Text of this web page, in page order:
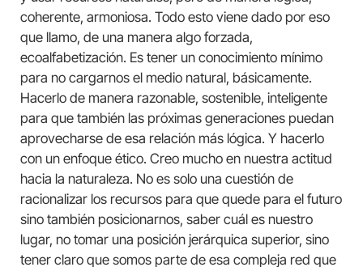
coherente, armoniosa. Todo esto viene dado por eso
que llamo, de una manera algo forzada,
ecoalfabetización. Es tener un conocimiento mínimo
para no cargarnos el medio natural, básicamente.
Hacerlo de manera razonable, sostenible, inteligente
para que también las próximas generaciones puedan
aprovecharse de esa relación más lógica. Y hacerlo
con un enfoque ético. Creo mucho en nuestra actitud
hacia la naturaleza. No es solo una cuestión de
racionalizar los recursos para que quede para el futuro
sino también posicionarnos, saber cuál es nuestro
lugar, no tomar una posición jerárquica superior, sino
tener claro que somos parte de esa compleja red que